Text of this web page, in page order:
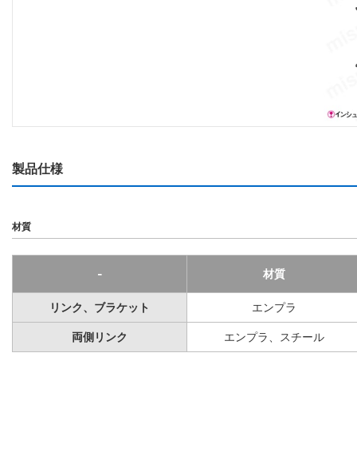
製品仕様
材質
- 材質
リンク、ブラケット エンプラ
両側リンク エンプラ、スチール